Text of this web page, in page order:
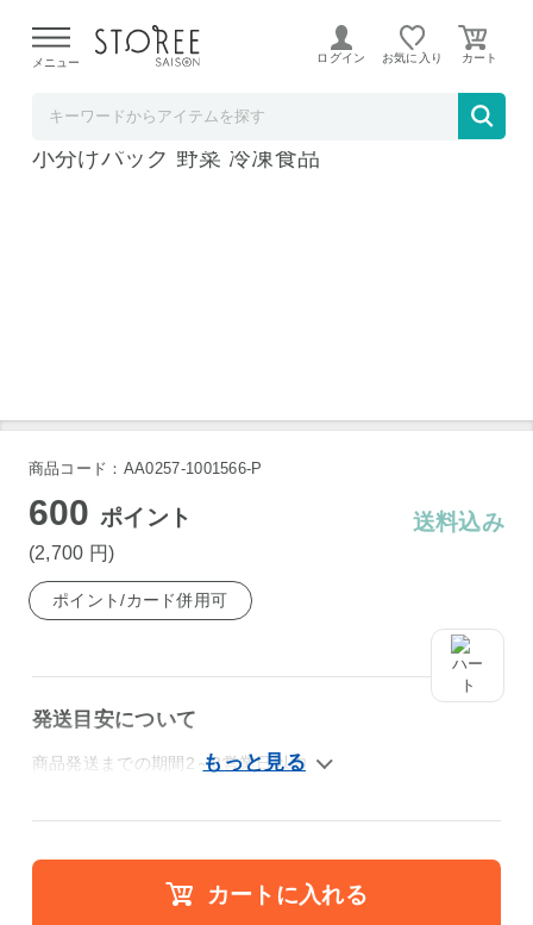
よる配送遅延が発生しております。
メニュー ログイン お気に入り
大根おろし 冷凍 20g×50個 国産 大根 便利な
小分けパック 野菜 冷凍食品
商品コード：AA0257-1001566-P
600ポイント
(2,700 円)
送料込み
ポイント/カード併用可
発送目安について
商品発送までの期間2～3営業日以内
カートに入れる